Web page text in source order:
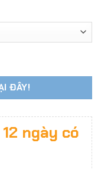
ĐÂY!
ngày có